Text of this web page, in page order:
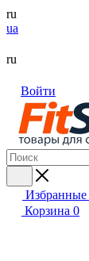
ru
ua
ru
Войти
Избранные
Корзина 0